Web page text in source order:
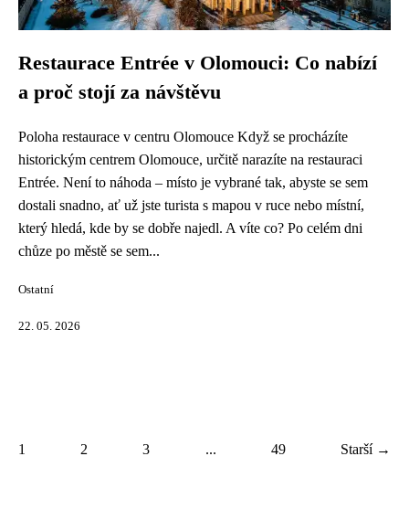
Restaurace Entrée v Olomouci: Co nabízí
a proč stojí za návštěvu
Poloha restaurace v centru Olomouce Když se procházíte
historickým centrem Olomouce, určitě narazíte na restauraci
Entrée. Není to náhoda – místo je vybrané tak, abyste se sem
dostali snadno, ať už jste turista s mapou v ruce nebo místní,
který hledá, kde by se dobře najedl. A víte co? Po celém dni
chůze po městě se sem...
Ostatní
22. 05. 2026
1 2 3 ... 49 Starší →